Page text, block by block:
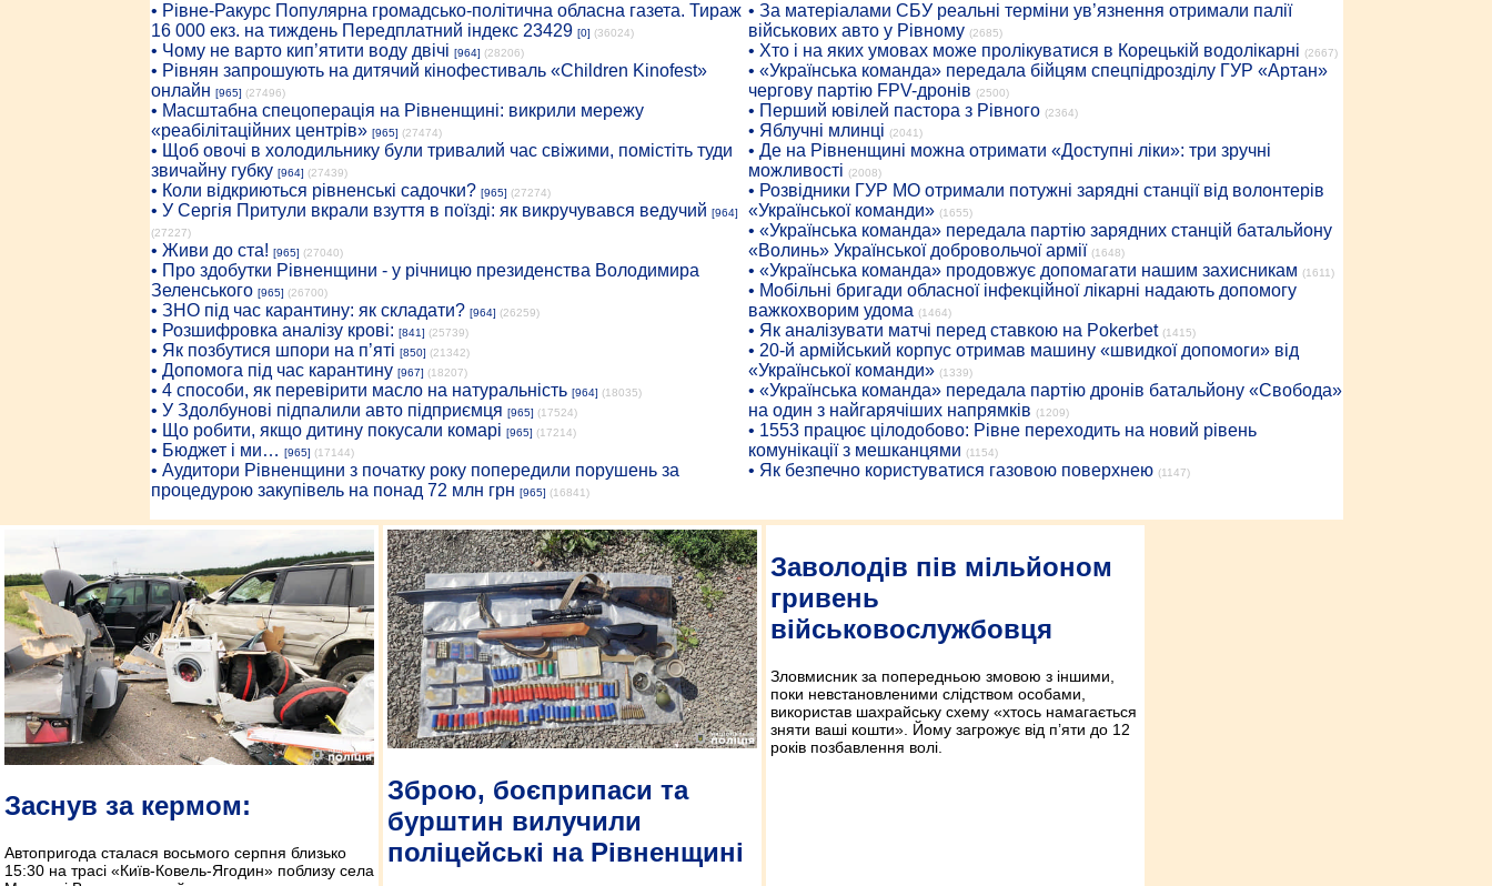
• Рiвне-Ракурс Популярна громадсько-політична обласна газета. Тираж
16 000 екз. на тиждень Передплатний індекс 23429 [0] (36024)
• Чому не варто кип’ятити воду двічі [964] (28206)
• Рівнян запрошують на дитячий кінофестиваль «Children Kinofest»
онлайн [965] (27496)
• Масштабна спецоперація на Рівненщині: викрили мережу
«реабілітаційних центрів» [965] (27474)
• Щоб овочі в холодильнику були тривалий час свіжими, помістіть туди
звичайну губку [964] (27439)
• Коли відкриються рівненські садочки? [965] (27274)
• У Сергія Притули вкрали взуття в поїзді: як викручувався ведучий [964]
(27227)
• Живи до ста! [965] (27040)
• Про здобутки Рівненщини - у річницю президенства Володимира
Зеленського [965] (26700)
• ЗНО під час карантину: як складати? [964] (26259)
• Розшифровка аналізу крові: [841] (25739)
• Як позбутися шпори на п’яті [850] (21342)
• Допомога під час карантину [967] (18207)
• 4 способи, як перевірити масло на натуральність [964] (18035)
• У Здолбунові підпалили авто підприємця [965] (17524)
• Що робити, якщо дитину покусали комарі [965] (17214)
• Бюджет і ми… [965] (17144)
• Аудитори Рівненщини з початку року попередили порушень за
процедурою закупівель на понад 72 млн грн [965] (16841)
• За матеріалами СБУ реальні терміни ув’язнення отримали палії
військових авто у Рівному (2685)
• Хто і на яких умовах може пролікуватися в Корецькій водолікарні (2667)
• «Українська команда» передала бійцям спецпідрозділу ГУР «Артан»
чергову партію FPV-дронів (2500)
• Перший ювілей пастора з Рівного (2364)
• Яблучні млинці (2041)
• Де на Рівненщині можна отримати «Доступні ліки»: три зручні
можливості (2008)
• Розвідники ГУР МО отримали потужні зарядні станції від волонтерів
«Української команди» (1655)
• «Українська команда» передала партію зарядних станцій батальйону
«Волинь» Української добровольчої армії (1648)
• «Українська команда» продовжує допомагати нашим захисникам (1611)
• Мобільні бригади обласної інфекційної лікарні надають допомогу
важкохворим удома (1464)
• Як аналізувати матчі перед ставкою на Pokerbet (1415)
• 20-й армійський корпус отримав машину «швидкої допомоги» від
«Української команди» (1339)
• «Українська команда» передала партію дронів батальйону «Свобода»
на один з найгарячіших напрямків (1209)
• 1553 працює цілодобово: Рівне переходить на новий рівень
комунікації з мешканцями (1154)
• Як безпечно користуватися газовою поверхнею (1147)
Заснув за кермом:
Автопригода сталася восьмого серпня близько
15:30 на трасі «Київ-Ковель-Ягодин» поблизу села
Зброю, боєприпаси та
бурштин вилучили
поліцейські на Рівненщині
Заволодів пів мільйоном
гривень
військовослужбовця
Зловмисник за попередньою змовою з іншими,
поки невстановленими слідством особами,
використав шахрайську схему «хтось намагається
зняти ваші кошти». Йому загрожує від п’яти до 12
років позбавлення волі.